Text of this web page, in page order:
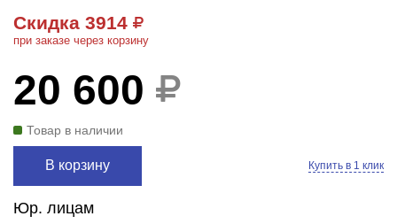
Скидка 3914
при заказе через корзину
20 600
Товар в наличии
В корзину Купить в 1 клик
Юр. лицам